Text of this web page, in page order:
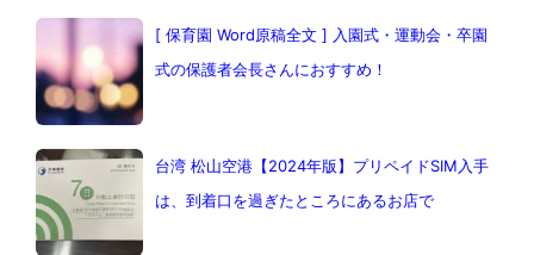
[ 保育園 Word原稿全文 ] 入園式・運動会・卒園
式の保護者会長さんにおすすめ！
台湾 松山空港【2024年版】プリペイドSIM入手
は、到着口を過ぎたところにあるお店で